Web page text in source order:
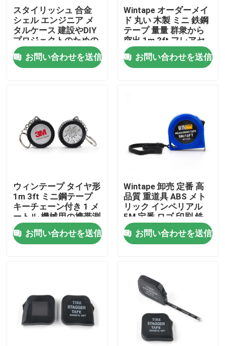
家
私達について
工場旅行
品質管理
私達に連絡しなさい
引用を要求しなさい
レーザーの測定テープ
スタイリッシュ 合金
シェル エンジニア メ
タルケース 建設やDIY
プロジェクトのための
測定テープ
お問い合わせを送信
Wintape オーダーメイ
ド 丸い 木製 ミニ 鉄鋼
テープ 量量 群衆から
突出 1m 3ft フレアセ
ンスの緑色の刃の量
お問い合わせを送信
ウィンテープ タイヤ形
1m 3ft ミニ鋼テープ
キーチェーン付き 1 メ
ートル 機械用の携帯測
定ツール
お問い合わせを送信
Wintape 卸売 定番 高
品質 重道具 ABS メト
リック インペリアル
5M 定番 ロゴ 印刷 鉄
測定テープ
お問い合わせを送信